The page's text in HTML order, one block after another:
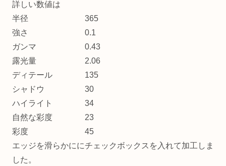
詳しい数値は
半径 365
強さ 0.1
ガンマ 0.43
露光量 2.06
ディテール 135
シャドウ 30
ハイライト 34
自然な彩度 23
彩度 45
エッジを滑らかににチェックボックスを入れて加工しま
した。